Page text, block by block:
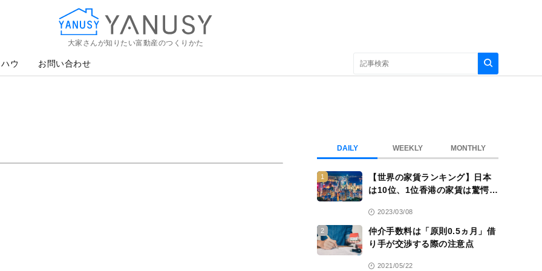
大家さんが知りたい富動産のつくりかた
ウ お問い合わせ
DAILY WEEKLY MONTHLY
1
【世界の家賃ランキング】日本
は10位、1位香港の家賃は驚愕
2023/03/08
2
仲介手数料は「原則0.5ヵ月」借
り手が交渉する際の注意点
2021/05/22